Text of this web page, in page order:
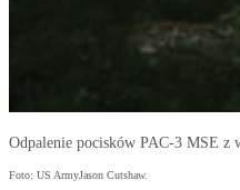
Odpalenie pocisków PAC-3 MSE z
Foto: US ArmyJason Cutshaw.